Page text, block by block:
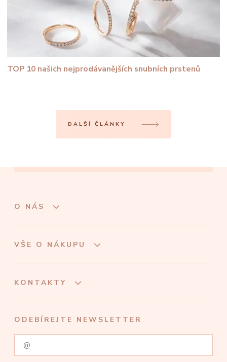
TOP 10 našich nejprodávanějších snubních prstenů
DALŠÍ ČLÁNKY
O NÁS
VŠE O NÁKUPU
KONTAKTY
ODEBÍREJTE NEWSLETTER